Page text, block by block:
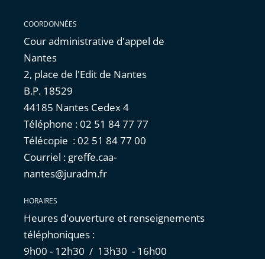
COORDONNÉES
Cour administrative d'appel de
Nantes
2, place de l'Edit de Nantes
B.P. 18529
44185 Nantes Cedex 4
Téléphone : 02 51 84 77 77
Télécopie : 02 51 84 77 00
Courriel : greffe.caa-
nantes@juradm.fr
HORAIRES
Heures d'ouverture et renseignements
téléphoniques :
9h00 - 12h30 / 13h30 - 16h00